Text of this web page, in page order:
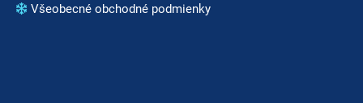
Všeobecné obchodné podmienky